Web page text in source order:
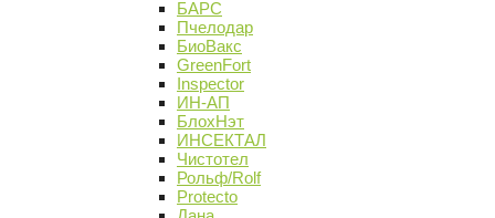
БАРС
Пчелодар
БиоВакс
GreenFort
Inspector
ИН-АП
БлохНэт
ИНСЕКТАЛ
Чистотел
Рольф/Rolf
Protecto